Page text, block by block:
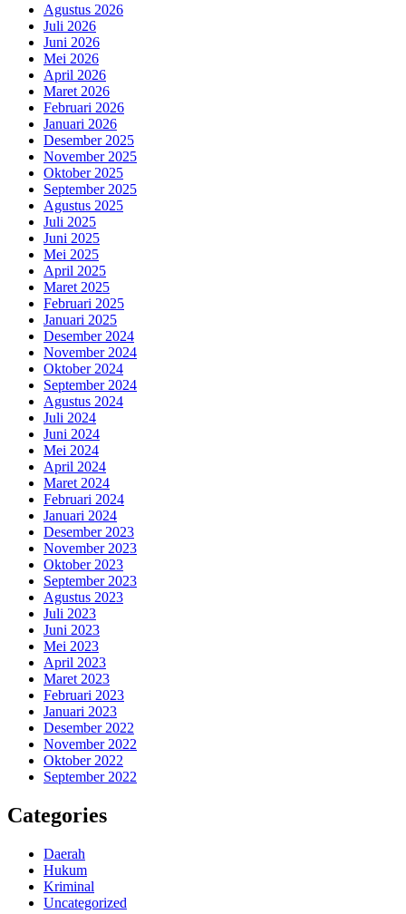
Agustus 2026
Juli 2026
Juni 2026
Mei 2026
April 2026
Maret 2026
Februari 2026
Januari 2026
Desember 2025
November 2025
Oktober 2025
September 2025
Agustus 2025
Juli 2025
Juni 2025
Mei 2025
April 2025
Maret 2025
Februari 2025
Januari 2025
Desember 2024
November 2024
Oktober 2024
September 2024
Agustus 2024
Juli 2024
Juni 2024
Mei 2024
April 2024
Maret 2024
Februari 2024
Januari 2024
Desember 2023
November 2023
Oktober 2023
September 2023
Agustus 2023
Juli 2023
Juni 2023
Mei 2023
April 2023
Maret 2023
Februari 2023
Januari 2023
Desember 2022
November 2022
Oktober 2022
September 2022
Categories
Daerah
Hukum
Kriminal
Uncategorized